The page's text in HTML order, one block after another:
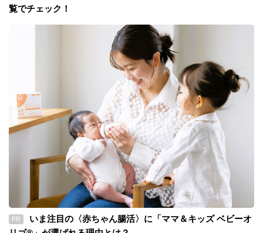
覧でチェック！
PR
いま注目の〈赤ちゃん腸活〉に「ママ＆キッズ ベビーオ